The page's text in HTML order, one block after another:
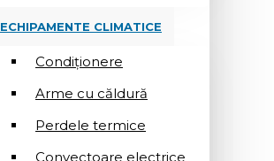
ECHIPAMENTE CLIMATICE
Condiționere
Arme cu căldură
Perdele termice
Convectoare electrice